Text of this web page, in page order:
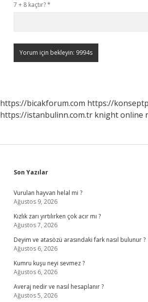
7 + 8 kaçtır?*
https://bicakforum.com https://
https://istanbulinn.com.tr knight online
Sidebar
Son Yazılar
Vurulan hayvan helal mi ?
Ağustos 9, 2026
Kızlık zarı yırtılırken çok acır mı ?
Ağustos 7, 2026
Deyim ve atasözü arasındaki fark nasıl bulunur ?
Ağustos 6, 2026
Kumru kuşu neyi sevmez ?
Ağustos 6, 2026
Averaj nedir ve nasıl hesaplanır ?
Ağustos 5, 2026